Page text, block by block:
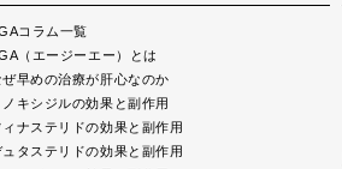
コラム一覧
（エージーエー）とは
ぜ早めの治療が肝心なのか
ノキシジルの効果と副作用
ィナステリドの効果と副作用
ュタステリドの効果と副作用